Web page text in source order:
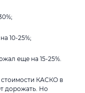
10-25%;
еще на 15-25%.
стоимости КАСКО в
дорожать. Но